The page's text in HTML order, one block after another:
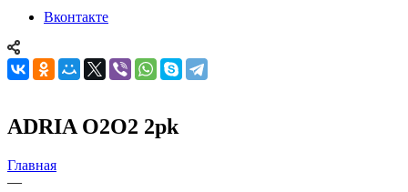
Вконтакте
ADRIA O2O2 2pk
Главная
—